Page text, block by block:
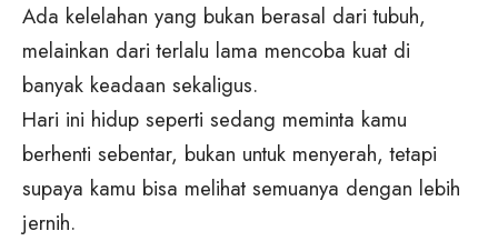
Ada kelelahan yang bukan berasal dari tubuh,
melainkan dari terlalu lama mencoba kuat di
banyak keadaan sekaligus.
Hari ini hidup seperti sedang meminta kamu
berhenti sebentar, bukan untuk menyerah, tetapi
supaya kamu bisa melihat semuanya dengan lebih
jernih.